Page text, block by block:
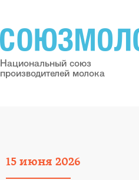
Национальный союз
производителей молока
15июня 2026